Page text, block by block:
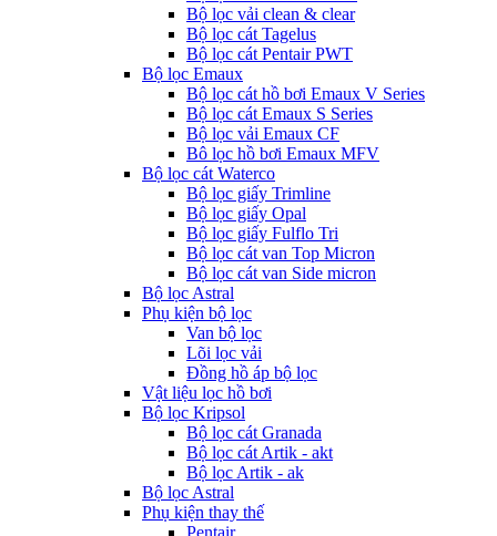
Bộ lọc vải clean & clear
Bộ lọc cát Tagelus
Bộ lọc cát Pentair PWT
Bộ lọc Emaux
Bộ lọc cát hồ bơi Emaux V Series
Bộ lọc cát Emaux S Series
Bộ lọc vải Emaux CF
Bô lọc hồ bơi Emaux MFV
Bộ lọc cát Waterco
Bộ lọc giấy Trimline
Bộ lọc giấy Opal
Bộ lọc giấy Fulflo Tri
Bộ lọc cát van Top Micron
Bộ lọc cát van Side micron
Bộ lọc Astral
Phụ kiện bộ lọc
Van bộ lọc
Lõi lọc vải
Đồng hồ áp bộ lọc
Vật liệu lọc hồ bơi
Bộ lọc Kripsol
Bộ lọc cát Granada
Bộ lọc cát Artik - akt
Bộ lọc Artik - ak
Bộ lọc Astral
Phụ kiện thay thế
Pentair